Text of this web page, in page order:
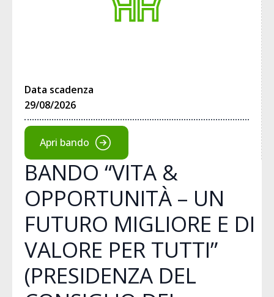
Data scadenza
29/08/2026
Apri bando
BANDO “VITA &
OPPORTUNITÀ – UN
FUTURO MIGLIORE E DI
VALORE PER TUTTI”
(PRESIDENZA DEL